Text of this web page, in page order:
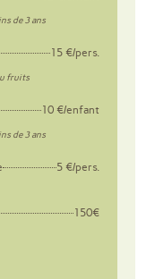
de 3 ans
15 €/pers.
fruits
10 €/enfant
de 3 ans
5 €/pers.
150€